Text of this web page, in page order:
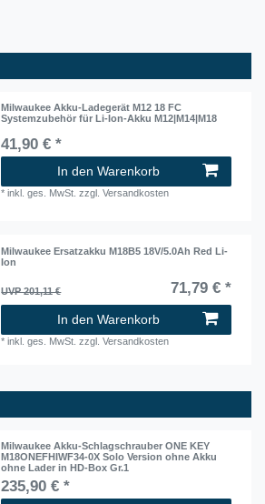
Milwaukee Akku-Ladegerät M12 18 FC
Systemzubehör für Li-Ion-Akku M12|M14|M18
41,90 € *
In den Warenkorb
*inkl. ges. MwSt. zzgl.Versandkosten
Milwaukee Ersatzakku M18B5 18V/5.0Ah Red Li-
Ion
UVP 201,11 € 71,79 € *
In den Warenkorb
*inkl. ges. MwSt. zzgl.Versandkosten
Milwaukee Akku-Schlagschrauber ONE KEY
M18ONEFHIWF34-0X Solo Version ohne Akku
ohne Lader in HD-Box Gr.1
235,90 € *